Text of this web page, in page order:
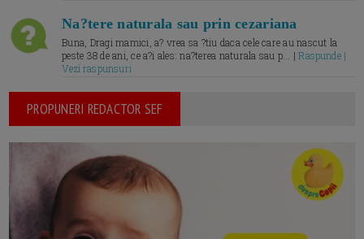
Na?tere naturala sau prin cezariana
Buna, Dragi mamici, a? vrea sa ?tiu daca cele care au nascut la
peste 38 de ani, ce a?i ales: na?terea naturala sau p... |Raspunde |
Vezi raspunsuri
PROPUNERI REDACTOR SEF